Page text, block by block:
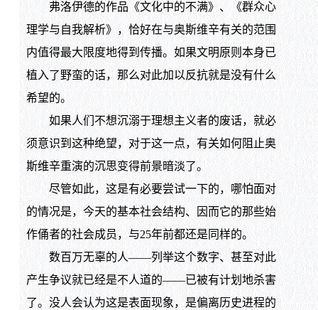
弗洛伊德的作品《文化中的不满》、《群众心
理学与自我解析》，恰好在与奥斯维辛有关的范围
内值得最大限度地得到传播。如果文明原则本身已
植入了野蛮的话，那么对此加以反抗就是没有什么
希望的。
如果人们不想沉溺于理想主义者的废话，就必
须意识到这种绝望，对于这一点，有关如何阻止奥
斯维辛重演的沉思变得前景暗淡了。
尽管如此，这是有必要尝试一下的，哪怕面对
的情况是，今天的基本社会结构、因而它的那些始
作俑者的社会成员，与25年前都还是同样的。
数百万无辜的人——列举这个数字、甚至对此
产生争议就已经是不人道的——已被有计划地杀害
了。没人会认为这是表面现象，是偏离历史进程的